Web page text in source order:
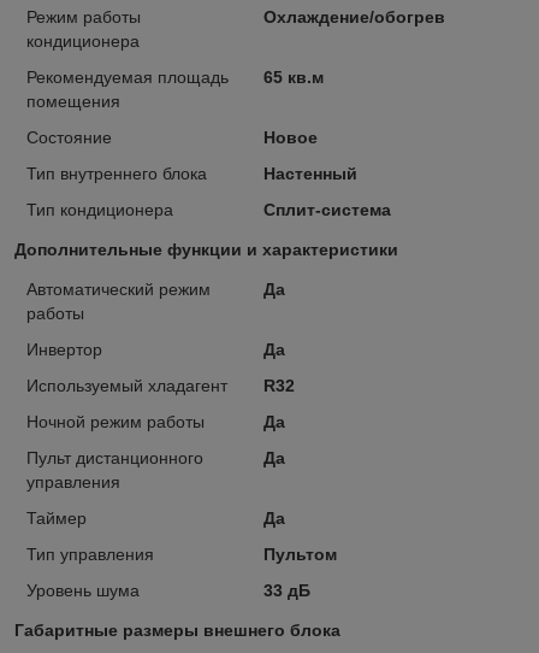
Режим работы
кондиционера
Охлаждение/обогрев
Рекомендуемая площадь
помещения
65 кв.м
Состояние
Новое
Тип внутреннего блока
Настенный
Тип кондиционера
Сплит-система
Дополнительные функции и характеристики
Автоматический режим
работы
Да
Инвертор
Да
Используемый хладагент
R32
Ночной режим работы
Да
Пульт дистанционного
управления
Да
Таймер
Да
Тип управления
Пультом
Уровень шума
33 дБ
Габаритные размеры внешнего блока